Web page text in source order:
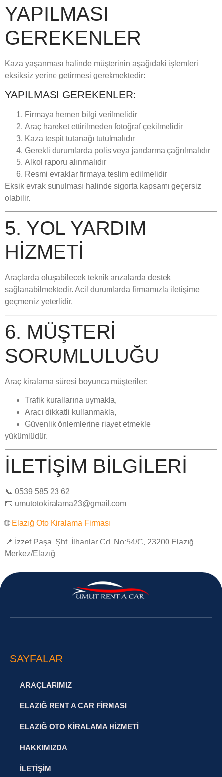
YAPILMASI
GEREKENLER
Kaza yaşanması halinde müşterinin aşağıdaki işlemleri
eksiksiz yerine getirmesi gerekmektedir:
YAPILMASI GEREKENLER:
Firmaya hemen bilgi verilmelidir
Araç hareket ettirilmeden fotoğraf çekilmelidir
Kaza tespit tutanağı tutulmalıdır
Gerekli durumlarda polis veya jandarma çağrılmalıdır
Alkol raporu alınmalıdır
Resmi evraklar firmaya teslim edilmelidir
Eksik evrak sunulması halinde sigorta kapsamı geçersiz
olabilir.
5. YOL YARDIM
HIZMETI
Araçlarda oluşabilecek teknik arızalarda destek
sağlanabilmektedir. Acil durumlarda firmamızla iletişime
geçmeniz yeterlidir.
6. MÜŞTERI
SORUMLULUĞU
Araç kiralama süresi boyunca müşteriler:
Trafik kurallarına uymakla,
Aracı dikkatli kullanmakla,
Güvenlik önlemlerine riayet etmekle
yükümlüdür.
İLETIŞIM BILGILERI
📞 0539 585 23 62
📧 umutotokiralama23@gmail.com
🌐 Elazığ Oto Kiralama Firması
📍 İzzet Paşa, Şht. İlhanlar Cd. No:54/C, 23200 Elazığ
Merkez/Elazığ
SAYFALAR
ARAÇLARIMIZ
ELAZIĞ RENT A CAR FIRMASI
ELAZIĞ OTO KIRALAMA HIZMETI
HAKKIMIZDA
İLETIŞIM